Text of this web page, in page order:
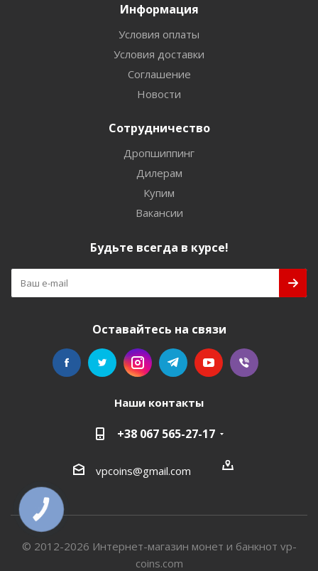
Информация
Условия оплаты
Условия доставки
Соглашение
Новости
Сотрудничество
Дропшиппинг
Дилерам
Купим
Вакансии
Будьте всегда в курсе!
Оставайтесь на связи
Наши контакты
+38 067 565-27-17
vpcoins@gmail.com
© 2012-2026 Интернет-магазин монет и банкнот vp-
coins.com
КНОПКА
СВЯЗИ